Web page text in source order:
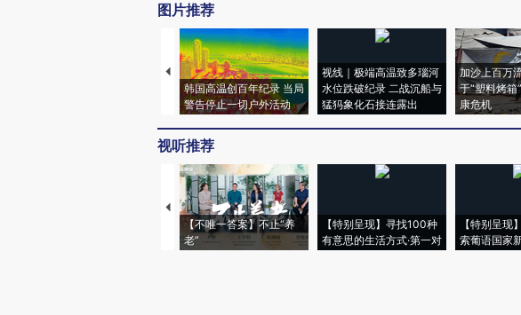
图片推荐
韩国高温创百年纪录 当局
警告停止一切户外活动
视线｜极端高温致多瑙河
水位跌破纪录 二战沉船与
猛犸象化石接连露出
加沙上百万
于“塑料烤箱
康危机
视听推荐
【不唯一答案】不止“养
老”
【特别呈现】寻找100种
有意思的生活方式·第一对
【特别呈现
索葡语国家